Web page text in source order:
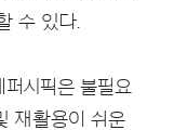
수 있다.
시픽은 불필요
재활용이 쉬운